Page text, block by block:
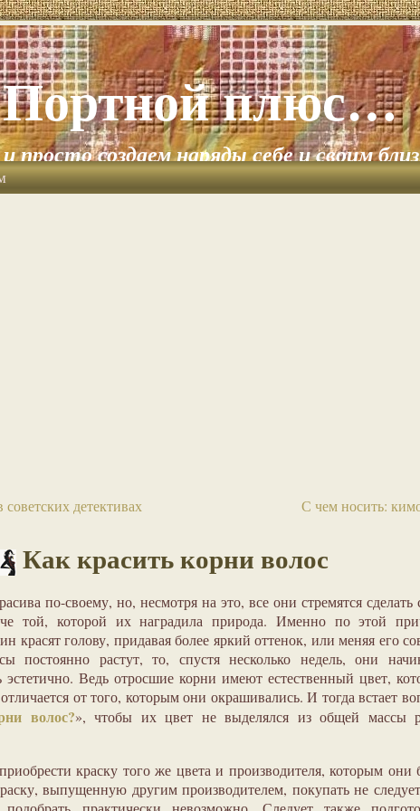
Портной плюс…
просто создаем наряды себе и своим
детективах С чем носить:
Как красить корни волос
по-своему, но, несмотря на это, все они стремятся сделать
той, которой их наградила природа. Именно по этой
красят голову, придавая более яркий оттенок, или меняя его
постоянно растут, то, спустя несколько недель, они
эстетично. Ведь отросшие корни имеют естественный цвет,
от того, которым они окрашивались. И тогда встает
волос?», чтобы их цвет не выделялся из общей массы
краску того же цвета и производителя, которым они
выпущенную другим производителем, покупать не